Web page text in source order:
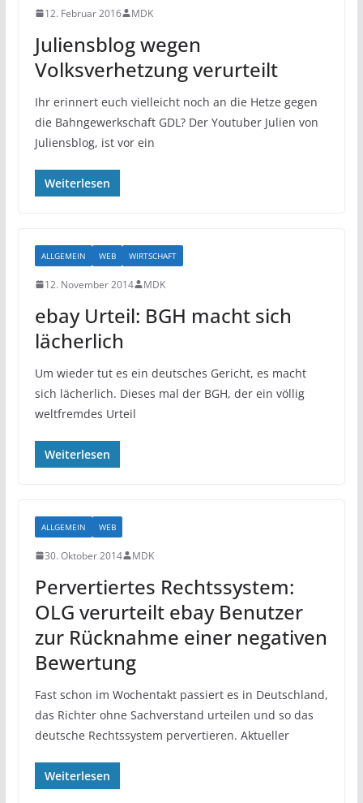
12. Februar 2016 MDK
Juliensblog wegen
Volksverhetzung verurteilt
Ihr erinnert euch vielleicht noch an die Hetze gegen
die Bahngewerkschaft GDL? Der Youtuber Julien von
Juliensblog, ist vor ein
Weiterlesen
ALLGEMEIN WEB WIRTSCHAFT
12. November 2014 MDK
ebay Urteil: BGH macht sich
lächerlich
Um wieder tut es ein deutsches Gericht, es macht
sich lächerlich. Dieses mal der BGH, der ein völlig
weltfremdes Urteil
Weiterlesen
ALLGEMEIN WEB
30. Oktober 2014 MDK
Pervertiertes Rechtssystem:
OLG verurteilt ebay Benutzer
zur Rücknahme einer negativen
Bewertung
Fast schon im Wochentakt passiert es in Deutschland,
das Richter ohne Sachverstand urteilen und so das
deutsche Rechtssystem pervertieren. Aktueller
Weiterlesen